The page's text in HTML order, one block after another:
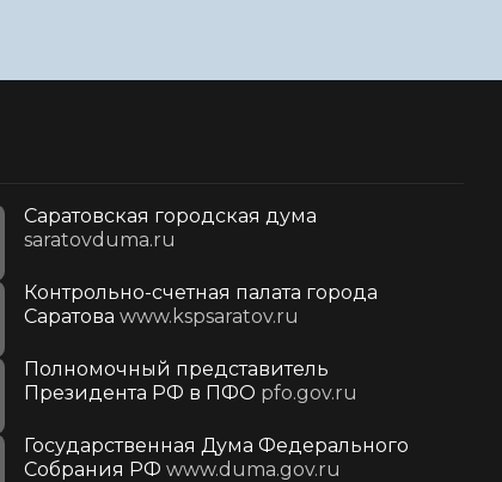
Саратовская городская дума
saratovduma.ru
Контрольно-счетная палата города
Саратова www.kspsaratov.ru
Полномочный представитель
Президента РФ в ПФО pfo.gov.ru
Государственная Дума Федерального
Собрания РФ www.duma.gov.ru